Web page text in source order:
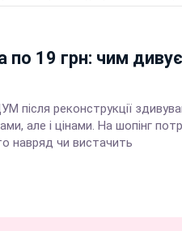
по 19 грн: чим дивує
після реконструкції
але і цінами. На шопінг
навряд чи вистачить